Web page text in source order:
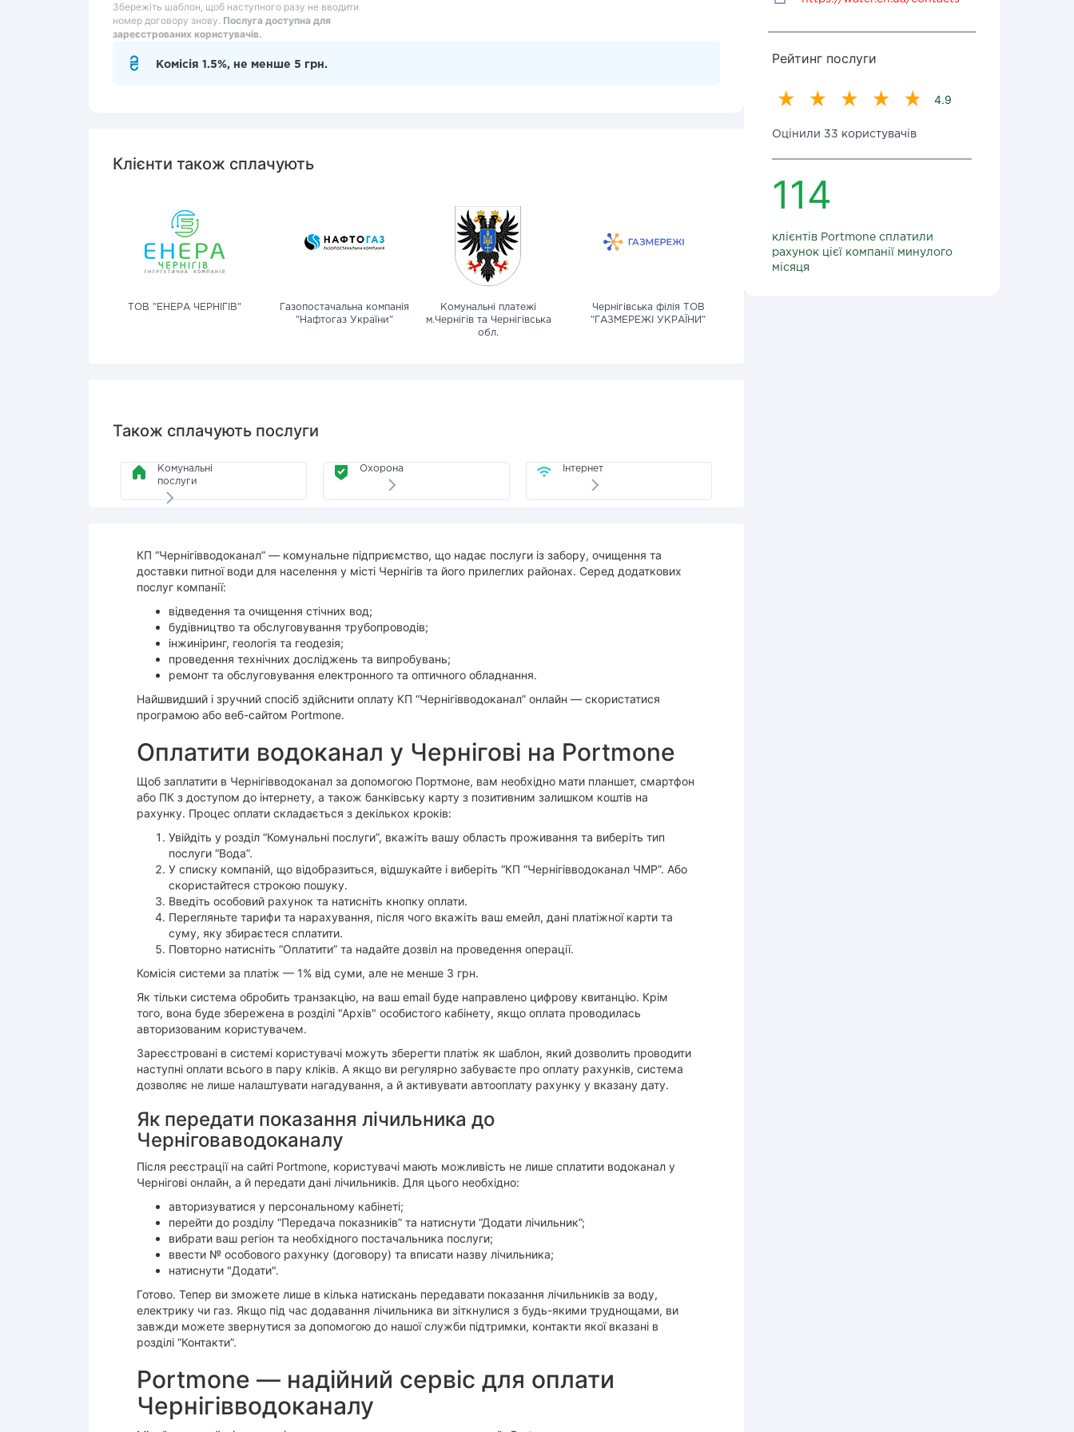
Збережіть шаблон, щоб наступного разу не вводити
номер договору знову. Послуга доступна для
зареєстрованих користувачів.
Комісія 1.5%, не менше 5 грн.
Клієнти також сплачують
ТОВ "ЕНЕРА ЧЕРНІГІВ"
Газопостачальна компанія
"Нафтогаз України"
Комунальні платежі
м.Чернігів та Чернігівська
обл.
Чернігівська філія ТОВ
"ГАЗМЕРЕЖІ УКРАЇНИ"
Також сплачують послуги
Комунальні
послуги
Охорона Інтернет
КП “Чернігівводоканал” — комунальне підприємство, що надає послуги із забору, очищення та
доставки питної води для населення у місті Чернігів та його прилеглих районах. Серед додаткових
послуг компанії:
відведення та очищення стічних вод;
будівництво та обслуговування трубопроводів;
інжиніринг, геологія та геодезія;
проведення технічних досліджень та випробувань;
ремонт та обслуговування електронного та оптичного обладнання.
Найшвидший і зручний спосіб здійснити оплату КП “Чернігівводоканал” онлайн — скористатися
програмою або веб-сайтом Portmone.
Оплатити водоканал у Чернігові на Portmоne
Щоб заплатити в Чернігівводоканал за допомогою Портмоне, вам необхідно мати планшет, смартфон
або ПК з доступом до інтернету, а також банківську карту з позитивним залишком коштів на
рахунку. Процес оплати складається з декількох кроків:
Увійдіть у розділ “Комунальні послуги”, вкажіть вашу область проживання та виберіть тип
послуги “Вода”.
У списку компаній, що відобразиться, відшукайте і виберіть “КП “Чернігівводоканал ЧМР”. Або
скористайтеся строкою пошуку.
Введіть особовий рахунок та натисніть кнопку оплати.
Перегляньте тарифи та нарахування, після чого вкажіть ваш емейл, дані платіжної карти та
суму, яку збираєтеся сплатити.
Повторно натисніть “Оплатити” та надайте дозвіл на проведення операції.
Комісія системи за платіж — 1% від суми, але не менше 3 грн.
Як тільки система обробить транзакцію, на ваш email буде направлено цифрову квитанцію. Крім
того, вона буде збережена в розділі "Архів" особистого кабінету, якщо оплата проводилась
авторизованим користувачем.
Зареєстровані в системі користувачі можуть зберегти платіж як шаблон, який дозволить проводити
наступні оплати всього в пару кліків. А якщо ви регулярно забуваєте про оплату рахунків, система
дозволяє не лише налаштувати нагадування, а й активувати автооплату рахунку у вказану дату.
Як передати показання лічильника до
Черніговаводоканалу
Після реєстрації на сайті Portmone, користувачі мають можливість не лише сплатити водоканал у
Чернігові онлайн, а й передати дані лічильників. Для цього необхідно:
авторизуватися у персональному кабінеті;
перейти до розділу “Передача показників” та натиснути “Додати лічильник”;
вибрати ваш регіон та необхідного постачальника послуги;
ввести № особового рахунку (договору) та вписати назву лічильника;
натиснути "Додати".
Готово. Тепер ви зможете лише в кілька натискань передавати показання лічильників за воду,
електрику чи газ. Якщо під час додавання лічильника ви зіткнулися з будь-якими труднощами, ви
завжди можете звернутися за допомогою до нашої служби підтримки, контакти якої вказані в
розділі “Контакти”.
Portmone — надійний сервіс для оплати
Чернігівводоканалу
Рейтинг послуги
4.9
Оцінили 33 користувачів
114
клієнтів Portmone сплатили
рахунок цієї компанії минулого
місяця